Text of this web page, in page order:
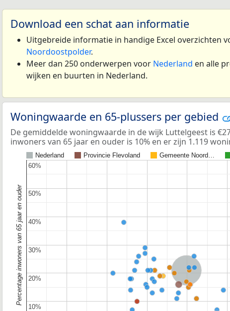
Download een schat aan informatie
Uitgebreide informatie in handige Excel overzichten
Noordoostpolder.
Meer dan 250 onderwerpen voor Nederland en alle
wijken en buurten in Nederland.
Woningwaarde en 65-plussers per gebied
De gemiddelde woningwaarde in de wijk Luttelgeest is
inwoners van 65 jaar en ouder is 10% en er zijn 1.119
Nederland Provincie Flevoland Gemeente Noord…
Nederland
10%
10%
20%
20%
30%
30%
40%
40%
50%
50%
60%
60%
Percentage inwoners van 65 jaar en ouder